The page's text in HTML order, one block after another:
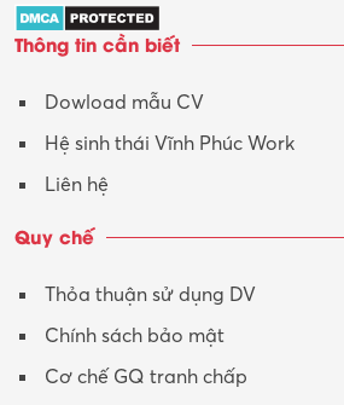
Thông tin cần biết
Dowload mẫu CV
Hệ sinh thái Vĩnh Phúc Work
Liên hệ
Quy chế
Thỏa thuận sử dụng DV
Chính sách bảo mật
Cơ chế GQ tranh chấp